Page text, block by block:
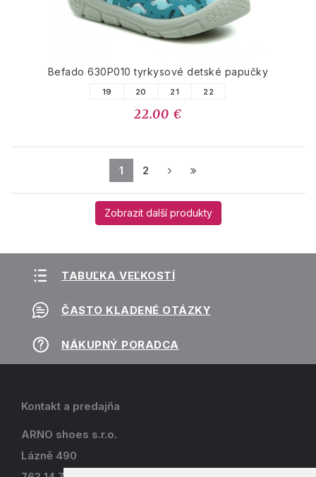
Befado 630P010 tyrkysové detské papučky
19 20 21 22
22.00 €
1 2
Zobrazit další produkty
TABUĽKA VEĽKOSTÍ
ČASTO KLADENÉ OTÁZKY
NÁKUPNÝ PORADCA
Kontakt a predajňa
ARNO shoes s.r.o.
Lázně 490